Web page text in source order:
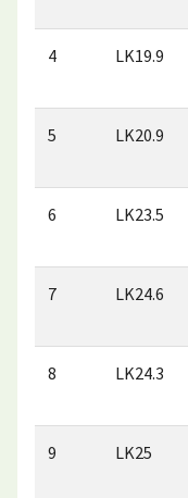
4 LK19.9
5 LK20.9
6 LK23.5
7 LK24.6
8 LK24.3
9 LK25